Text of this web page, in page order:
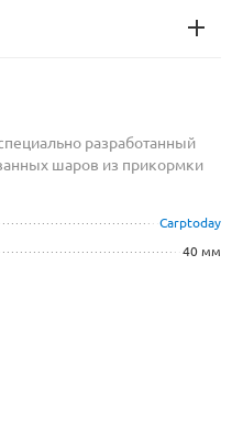
разработанный
шаров из прикормки
Carptoday
40 мм